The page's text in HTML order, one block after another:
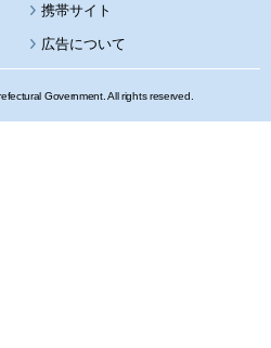
携帯サイト
広告について
Government. All rights reserved.